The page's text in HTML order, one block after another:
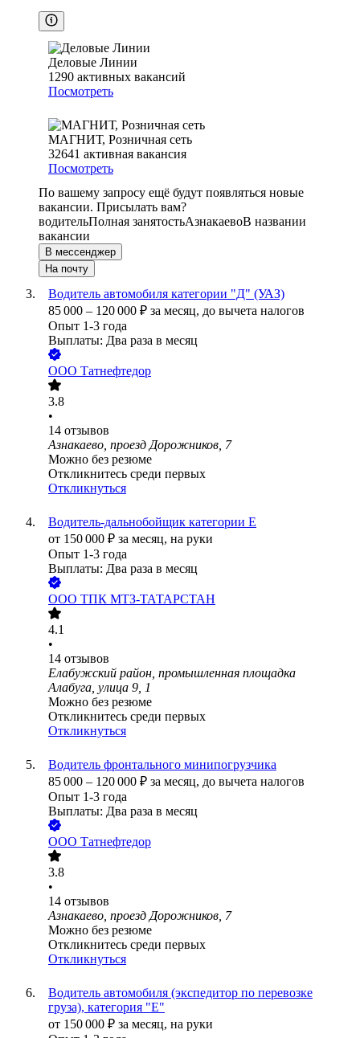
Деловые Линии
1290 активных вакансий
Посмотреть
МАГНИТ, Розничная сеть
32641 активная вакансия
Посмотреть
По вашему запросу ещё будут появляться новые
вакансии. Присылать вам?
водительПолная занятостьАзнакаевоВ названии
вакансии
В мессенджер
На почту
Водитель автомобиля категории "Д" (УАЗ)
85 000 – 120 000 ₽ за месяц, до вычета налогов
Опыт 1-3 года
Выплаты: Два раза в месяц
ООО Татнефтедор
3.8
•
14 отзывов
Азнакаево, проезд Дорожников, 7
Можно без резюме
Откликнитесь среди первых
Откликнуться
Водитель-дальнобойщик категории Е
от 150 000 ₽ за месяц, на руки
Опыт 1-3 года
Выплаты: Два раза в месяц
ООО ТПК МТЗ-ТАТАРСТАН
4.1
•
14 отзывов
Елабужский район, промышленная площадка
Алабуга, улица 9, 1
Можно без резюме
Откликнитесь среди первых
Откликнуться
Водитель фронтального минипогрузчика
85 000 – 120 000 ₽ за месяц, до вычета налогов
Опыт 1-3 года
Выплаты: Два раза в месяц
ООО Татнефтедор
3.8
•
14 отзывов
Азнакаево, проезд Дорожников, 7
Можно без резюме
Откликнитесь среди первых
Откликнуться
Водитель автомобиля (экспедитор по перевозке
груза), категория "Е"
от 150 000 ₽ за месяц, на руки